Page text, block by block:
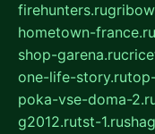
firehunters.ru
hometown-france.ru
shop-garena.ru
one-life-story.ru
poka-vse-doma-
g2012.rutst-1.ru